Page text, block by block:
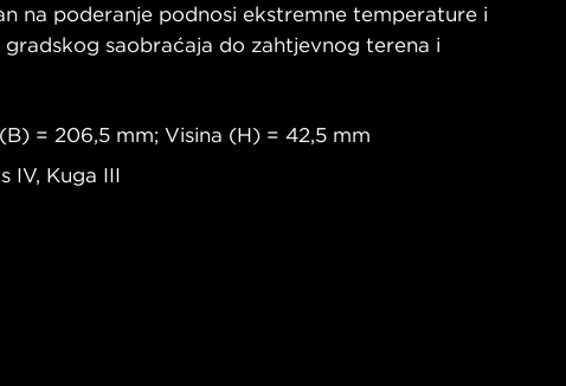
na poderanje podnosi ekstremne temperature i
saobraćaja do zahtjevnog terena i
= 206,5 mm; Visina (H) = 42,5 mm
IV, Kuga III